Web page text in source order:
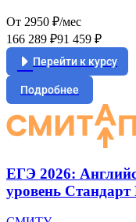
От 2950 ₽/мес
166 289 ₽91 459 ₽
Перейти к курсу
Подробнее
ЕГЭ 2026:
уровень